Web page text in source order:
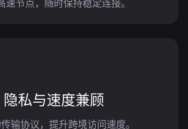
速节点，随时保持稳定连接。
隐私与速度兼顾
输协议，提升跨境访问速度。